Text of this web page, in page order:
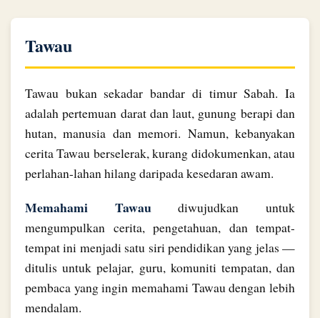
Tawau
Tawau bukan sekadar bandar di timur Sabah. Ia
adalah pertemuan darat dan laut, gunung berapi dan
hutan, manusia dan memori. Namun, kebanyakan
cerita Tawau berselerak, kurang didokumenkan, atau
perlahan-lahan hilang daripada kesedaran awam.
Memahami Tawaudiwujudkan untuk
mengumpulkan cerita, pengetahuan, dan tempat-
tempat ini menjadi satu siri pendidikan yang jelas —
ditulis untuk pelajar, guru, komuniti tempatan, dan
pembaca yang ingin memahami Tawau dengan lebih
mendalam.